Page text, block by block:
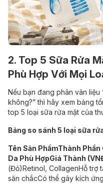
2. Top 5 Sữa Rửa
Phù Hợp Với Mọi
Nếu bạn đang phân vân
không?” thì hãy xem bảng
top 5 loại sữa rửa mặt của
Bảng so sánh 5 loại sữa
Tên Sản PhẩmThành Phần
Da Phù HợpGiá Thành
(Đỏ)Retinol, CollagenHỗ trợ
săn chắcCó thể gây kích